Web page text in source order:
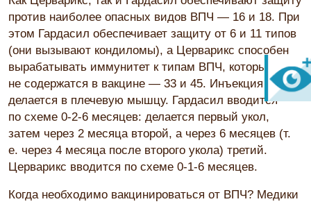
против наиболее опасных видов ВПЧ — 16 и 18. При
этом Гардасил обеспечивает защиту от 6 и 11 типов
(они вызывают кондиломы), а Церварикс способен
вырабатывать иммунитет к типам ВПЧ, которые
не содержатся в вакцине — 33 и 45. Инъекция
делается в плечевую мышцу. Гардасил вводится
по схеме 0-2-6 месяцев: делается первый укол,
затем через 2 месяца второй, а через 6 месяцев (т.
е. через 4 месяца после второго укола) третий.
Церварикс вводится по схеме 0-1-6 месяцев.
Когда необходимо вакцинироваться от ВПЧ? Медики